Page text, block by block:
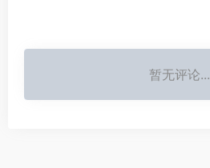
暂无评论...